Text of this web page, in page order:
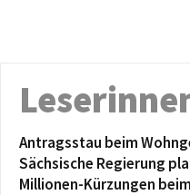
Antragsstau beim
Sächsische Regierung
Millionen-Kürzungen